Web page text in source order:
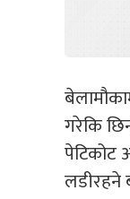
गरेकि
पेटिकोट
लडीरहने